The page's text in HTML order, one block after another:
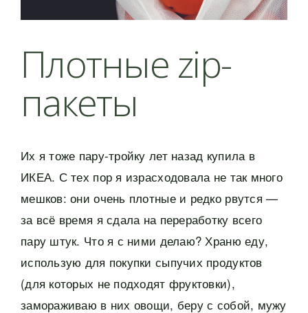
Плотные zip-
пакеты
Их я тоже пару-тройку лет назад купила в
ИКЕА. С тех пор я израсходовала не так много
мешков: они очень плотные и редко рвутся —
за всё время я сдала на переработку всего
пару штук. Что я с ними делаю? Храню еду,
использую для покупки сыпучих продуктов
(для которых не подходят фруктовки),
замораживаю в них овощи, беру с собой, мужу